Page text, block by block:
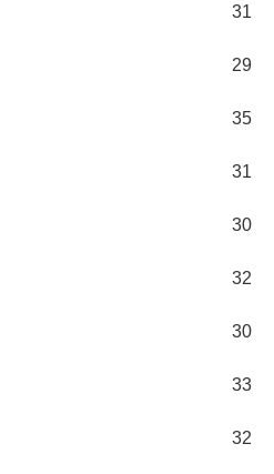
31
29
35
31
30
32
30
33
32